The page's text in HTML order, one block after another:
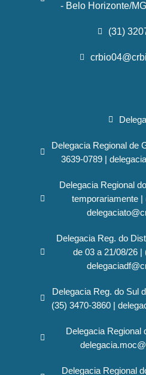
- Belo Horizonte/
(31)
Delegacia Regional de
3639-0789 |
Delegacia Regional
temporariamente |
Delegacia Reg. do
de 03 a 21/08/26 |
Delegacia Reg. do Sul
(35) 3470-3860 |
Delegacia Regional
Delegacia Regional